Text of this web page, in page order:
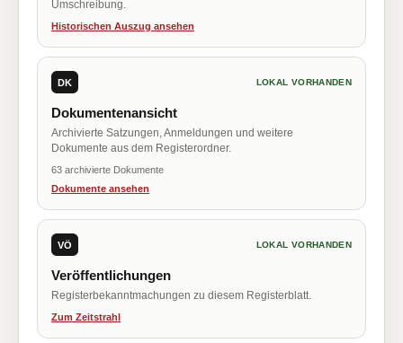
Umschreibung.
Historischen Auszug ansehen
DK LOKAL VORHANDEN
Dokumentenansicht
Archivierte Satzungen, Anmeldungen und weitere
Dokumente aus dem Registerordner.
63 archivierte Dokumente
Dokumente ansehen
VÖ LOKAL VORHANDEN
Veröffentlichungen
Registerbekanntmachungen zu diesem Registerblatt.
Zum Zeitstrahl